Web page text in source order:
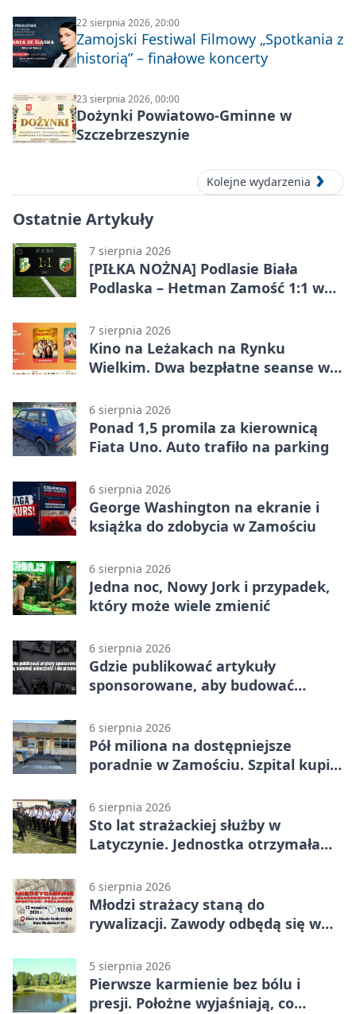
22 sierpnia 2026, 20:00
Zamojski Festiwal Filmowy „Spotkania z
historią” – finałowe koncerty
23 sierpnia 2026, 00:00
Dożynki Powiatowo-Gminne w
Szczebrzeszynie
Kolejne wydarzenia
Ostatnie Artykuły
7 sierpnia 2026
[PIŁKA NOŻNA] Podlasie Biała
Podlaska – Hetman Zamość 1:1 w
podział punktów po bezbramkowej
pierwszej połowie
7 sierpnia 2026
Kino na Leżakach na Rynku
Wielkim. Dwa bezpłatne seanse w
6 sierpnia 2026
Ponad 1,5 promila za kierownicą
Fiata Uno. Auto trafiło na parking
6 sierpnia 2026
George Washington na ekranie i
książka do zdobycia w Zamościu
6 sierpnia 2026
Jedna noc, Nowy Jork i przypadek,
który może wiele zmienić
6 sierpnia 2026
Gdzie publikować artykuły
sponsorowane, aby budować
6 sierpnia 2026
Pół miliona na dostępniejsze
poradnie w Zamościu. Szpital kupi
6 sierpnia 2026
Sto lat strażackiej służby w
Latyczynie. Jednostka otrzymała
6 sierpnia 2026
Młodzi strażacy staną do
rywalizacji. Zawody odbędą się w
5 sierpnia 2026
Pierwsze karmienie bez bólu i
presji. Położne wyjaśniają, co